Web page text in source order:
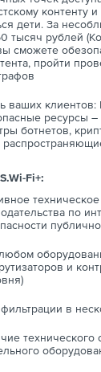
контенту и
дети. За
тысяч рублей
сможете
пройти
ваших клиентов:
ресурсы
ботнетов,
Fi+:
по
и
в
технического